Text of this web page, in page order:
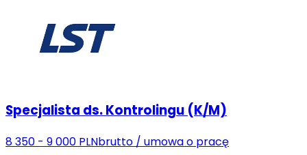
Specjalista ds. Kontrolingu (K/M)
8 350 - 9 000 PLNbrutto / umowa o pracę